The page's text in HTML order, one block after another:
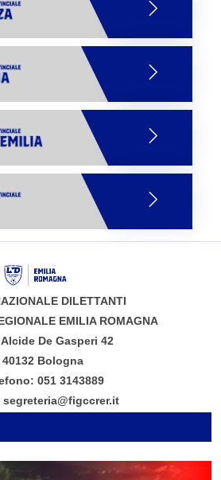
DILETTANTI
EMILIA ROMAGNA
De Gasperi 42
40132 Bologna
051 3143889
segreteria@figccrer.it